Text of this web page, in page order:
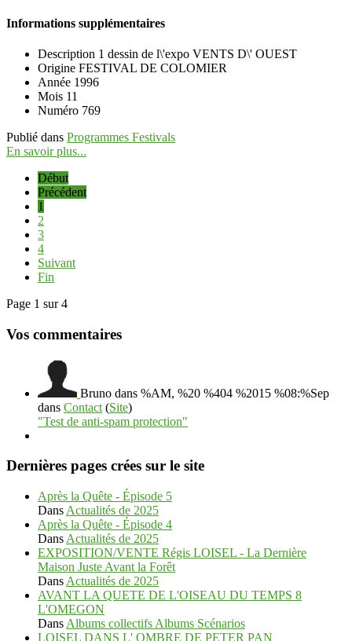
Informations supplémentaires
Description 1 dessin de l\'expo VENTS D\' OUEST
Origine FESTIVAL DE COLOMIER
Année 1996
Mois 11
Numéro 769
Publié dans Programmes Festivals
En savoir plus...
Début
Précédent
1
2
3
4
Suivant
Fin
Page 1 sur 4
Vos commentaires
Bruno dans %AM, %20 %404 %2015 %08:%Sep
dans Contact (Site)
"Test de anti-spam protection"
Dernières pages crées sur le site
Après la Quête - Épisode 5
Dans Actualités de 2025
Après la Quête - Épisode 4
Dans Actualités de 2025
EXPOSITION/VENTE Régis LOISEL - La Dernière
Maison Juste Avant la Forêt
Dans Actualités de 2025
AVANT LA QUETE DE L'OISEAU DU TEMPS 8
L'OMEGON
Dans Albums collectifs Albums Scénarios
LOISEL DANS L' OMBRE DE PETER PAN